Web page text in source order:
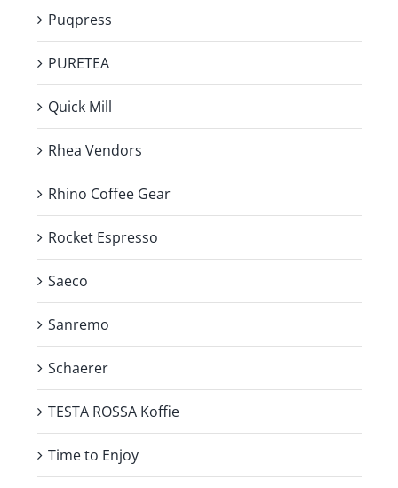
Puqpress
PURETEA
Quick Mill
Rhea Vendors
Rhino Coffee Gear
Rocket Espresso
Saeco
Sanremo
Schaerer
TESTA ROSSA Koffie
Time to Enjoy